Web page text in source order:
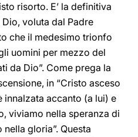
risorto. E’ la definitiva
voluta dal Padre
che il medesimo trionfo
uomini per mezzo del
da Dio”. Come prega la
in “Cristo asceso
innalzata accanto (a lui) e
viviamo nella speranza di
gloria”. Questa